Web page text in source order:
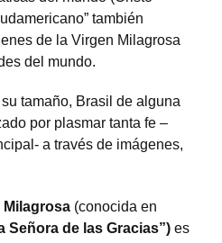
también
de la Virgen Milagrosa
del mundo.
tamaño, Brasil de alguna
por plasmar tanta fe –
a través de imágenes,
Milagrosa (conocida en
Señora de las Gracias”) es